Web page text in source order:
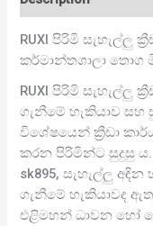
RUXI පිරිමි සැහැල්ලු
කර්මාන්තශාලා තොග
RUXI පිරිමි සැහැල්ලු
ගැනීමේ හැකියාව
විශේෂයෙන් ක්‍රීඩා
කරන පිරිමින්ට සුදුසු ය.
sk895, සැහැල්ලු
ගැනීමේ හැකියාවද
එළිමහන් ධාවන හෝ